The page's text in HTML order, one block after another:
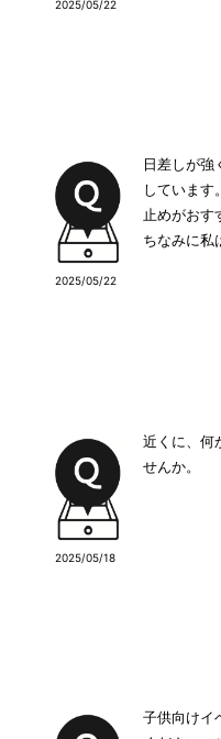
遊び相手
るような
2025/05/22
日差しが強
しています
止めがおす
ちなみに私
2025/05/22
近くに、何
せんか。
2025/05/18
子供向けイ